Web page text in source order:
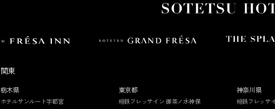
関東
栃木県
ホテルサンルート宇都宮
東京都
相鉄フレッサイン 御茶ノ水神保
神奈川県
相鉄フレッサ